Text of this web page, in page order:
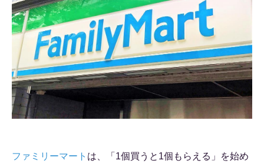
ファミリーマート は、「1個買うと1個もらえる」を始め